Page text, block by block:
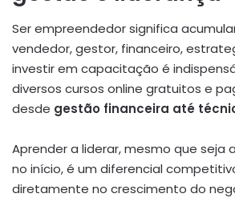
Ser empreendedor significa
vendedor, gestor, financeiro,
investir em capacitação é
diversos cursos online gratuitos e
desde gestão financeira até
Aprender a liderar, mesmo que seja
no início, é um diferencial
diretamente no crescimento do